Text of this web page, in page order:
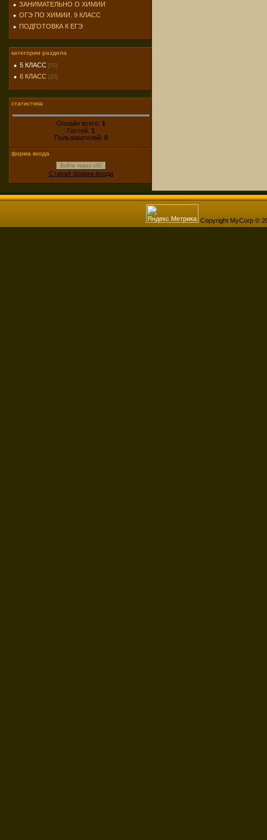
ЗАНИМАТЕЛЬНО О ХИМИИ
ОГЭ ПО ХИМИИ. 9 КЛАСС
ПОДГОТОВКА К ЕГЭ
категории раздела
5 КЛАСС [51]
6 КЛАСС [33]
статистика
Онлайн всего: 1
Гостей: 1
Пользователей: 0
форма входа
Войти через uID
Старая форма входа
Copyright MyCorp ©